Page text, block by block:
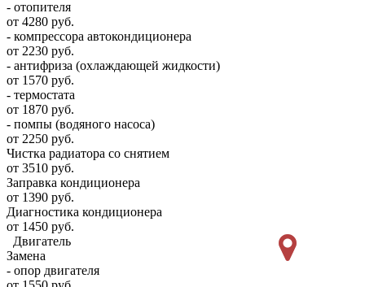
- отопителя
от 4280 руб.
- компрессора автокондиционера
от 2230 руб.
- антифриза (охлаждающей жидкости)
от 1570 руб.
- термостата
от 1870 руб.
- помпы (водяного насоса)
от 2250 руб.
Чистка радиатора со снятием
от 3510 руб.
Заправка кондиционера
от 1390 руб.
Диагностика кондиционера
от 1450 руб.
Двигатель
Замена
- опор двигателя